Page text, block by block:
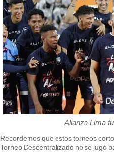
Alianza Lima
Recordemos que estos torneos
Torneo Descentralizado no se jugó